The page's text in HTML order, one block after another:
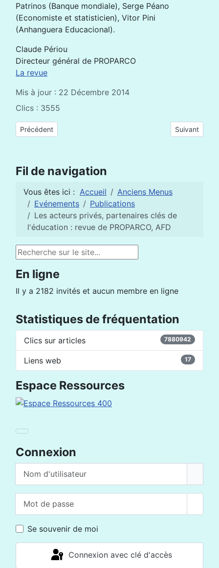
Espace Ressources
Connexion
Se souvenir de moi
Connexion avec clé d'accès
Patrinos (Banque mondiale), Serge Péano
(Economiste et statisticien), Vitor Pini
(Anhanguera Educacional).
Claude Périou
Directeur général de PROPARCO
La revue
Mis à jour : 22 Décembre 2014
Clics : 3555
Article précédent : Appel à communication "TIC et
Précédent Article
Suivant
Fil de navigation
Vous êtes ici : Accueil
Anciens Menus
Evénements
Publications
Les acteurs privés, partenaires clés de
l'éducation : revue de PROPARCO, AFD
Rechercher
En ligne
Il y a 2182 invités et aucun membre en ligne
Statistiques de fréquentation
Clics sur articles 7880942
Liens web 17